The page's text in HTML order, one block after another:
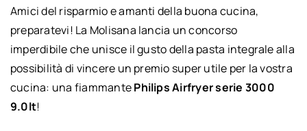
Amici del risparmio e amanti della buona cucina,
preparatevi! La Molisana lancia un concorso
imperdibile che unisce il gusto della pasta integrale alla
possibilità di vincere un premio super utile per la vostra
cucina: una fiammantePhilips Airfryer serie 3000
9.0lt!